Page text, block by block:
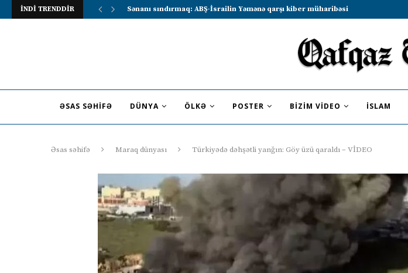
İNDİ TRENDDİR Lavrov Suriya prezidentini Rusiya–Ərəb sammitində iştirak etməyə dəvət...
ƏSAS SƏHIFƏ DÜNYA ÖLKƏ POSTER BIZIM VIDEO İSLAM
Əsas səhifə Maraq dünyası Türkiyədə dəhşətli yanğın: Göy üzü qaraldı – VİDEO